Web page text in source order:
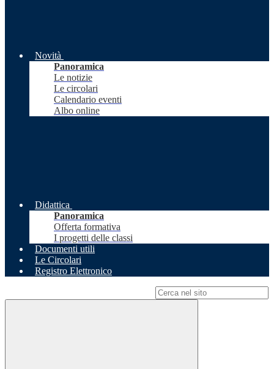
Novità
Panoramica
Le notizie
Le circolari
Calendario eventi
Albo online
Didattica
Panoramica
Offerta formativa
I progetti delle classi
Documenti utili
Le Circolari
Registro Elettronico